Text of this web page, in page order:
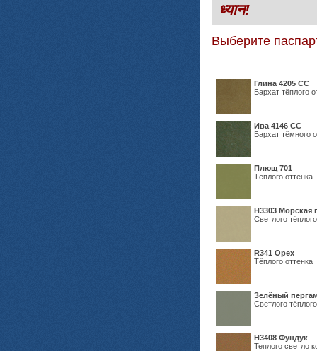
ध्यान!
Выберите
Глина 4205 СС
Бархат тёплого
Ива 4146 СС
Бархат тёмного
Плющ 701
Тёплого оттенка
H3303 Морская
Светлого
R341 Орех
Тёплого оттенка
Зелёный
Светлого
Н3408 Фундук
Теплого светло